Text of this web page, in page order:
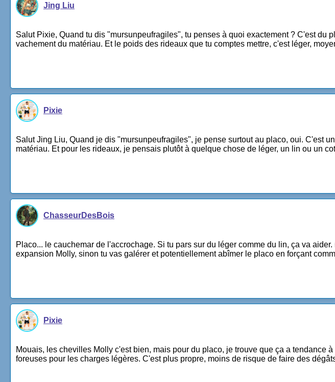
Jing Liu
Salut Pixie, Quand tu dis "mursunpeufragiles", tu penses à quoi exactement ? C'est
vachement du matériau. Et le poids des rideaux que tu comptes mettre, c'est léger,
Pixie
Salut Jing Liu, Quand je dis "mursunpeufragiles", je pense surtout au placo, oui. C'est
matériau. Et pour les rideaux, je pensais plutôt à quelque chose de léger, un lin ou un
ChasseurDesBois
Placo... le cauchemar de l'accrochage. Si tu pars sur du léger comme du lin, ça va
expansion Molly, sinon tu vas galérer et potentiellement abîmer le placo en forçant
Pixie
Mouais, les chevilles Molly c'est bien, mais pour du placo, je trouve que ça a tendance
foreuses pour les charges légères. C'est plus propre, moins de risque de faire des